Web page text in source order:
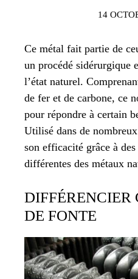
14
Ce métal fait partie de
un procédé sidérurgique
l’état naturel.
de fer et de carbone, ce
pour répondre à certain
Utilisé dans de
son efficacité grâce à
différentes des métaux
DIFFÉRENCIER
DE FONTE